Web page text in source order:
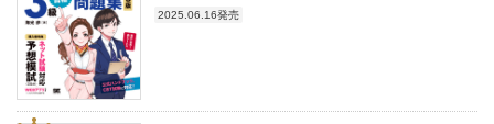
2025.06.16発売